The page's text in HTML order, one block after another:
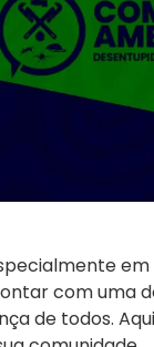
com uma
de todos.